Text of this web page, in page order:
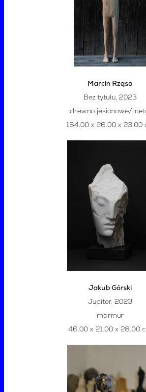
Marcin Rząsa
Bez tytułu, 2023
drewno jesionowe/
164.00 x 26.00 x 23.00
Jakub Górski
Jupiter, 2023
marmur
46.00 x 21.00 x 28.00